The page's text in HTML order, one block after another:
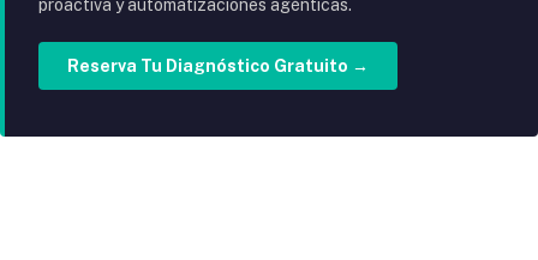
proactiva y automatizaciones agénticas.
Reserva Tu Diagnóstico Gratuito →